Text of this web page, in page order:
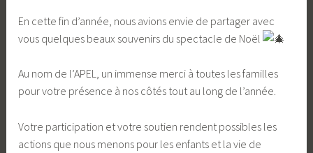
En cette fin d’année, nous avions envie de partager avec
vous quelques beaux souvenirs du spectacle de Noël
Au nom de l’APEL, un immense merci à toutes les familles
pour votre présence à nos côtés tout au long de l’année.
Votre participation et votre soutien rendent possibles les
actions que nous menons pour les enfants et la vie de